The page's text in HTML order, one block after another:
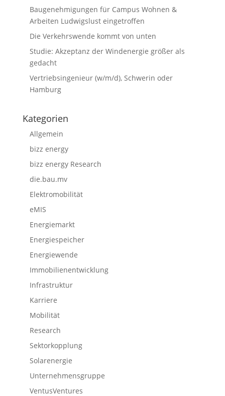
Baugenehmigungen für Campus Wohnen &
Arbeiten Ludwigslust eingetroffen
Die Verkehrswende kommt von unten
Studie: Akzeptanz der Windenergie größer als
gedacht
Vertriebsingenieur (w/m/d), Schwerin oder
Hamburg
Kategorien
Allgemein
bizz energy
bizz energy Research
die.bau.mv
Elektromobilität
eMIS
Energiemarkt
Energiespeicher
Energiewende
Immobilienentwicklung
Infrastruktur
Karriere
Mobilität
Research
Sektorkopplung
Solarenergie
Unternehmensgruppe
VentusVentures